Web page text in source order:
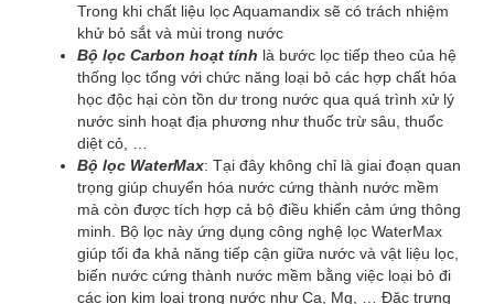
Trong khi chất liệu lọc Aquamandix sẽ có trách nhiệm
khử bỏ sắt và mùi trong nước
Bộ lọc Carbon hoạt tính là bước lọc tiếp theo của hệ
thống lọc tổng với chức năng loại bỏ các hợp chất hóa
học độc hại còn tồn dư trong nước qua quá trình xử lý
nước sinh hoạt địa phương như thuốc trừ sâu, thuốc
diệt cỏ, …
Bộ lọc WaterMax: Tại đây không chỉ là giai đoạn quan
trọng giúp chuyển hóa nước cứng thành nước mềm
mà còn được tích hợp cả bộ điều khiển cảm ứng thông
minh. Bộ lọc này ứng dụng công nghệ lọc WaterMax
giúp tối đa khả năng tiếp cận giữa nước và vật liệu lọc,
biến nước cứng thành nước mềm bằng việc loại bỏ đi
các ion kim loại trong nước như Ca, Mg, … Đặc trưng